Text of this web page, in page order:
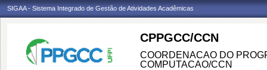
SIGAA - Sistema Integrado de Gestão de Atividades Acadêmicas
CPPGCC/CCN
COORDENACAO DO
COMPUTACAO/CCN